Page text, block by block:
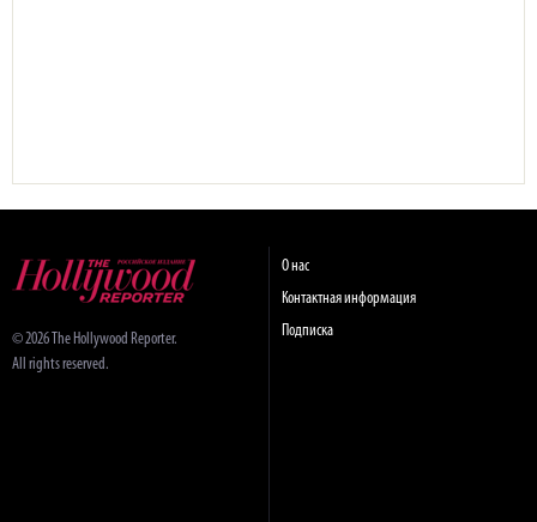
© 2026 The Hollywood Reporter.
All rights reserved.
О нас
Контактная информация
Подписка